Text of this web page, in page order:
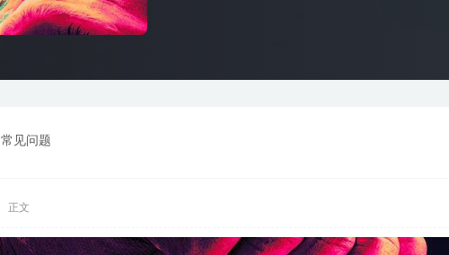
常见问题
正文